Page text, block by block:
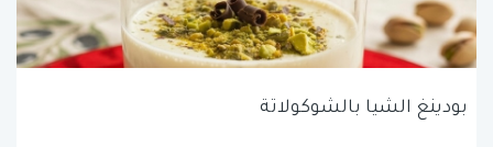
بودينغ الشيا بالشوكولاتة